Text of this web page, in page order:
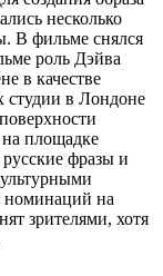
несколько
В фильме снялся
роль Дэйва
в качестве
студии в Лондоне
на площадке
фразы и
номинаций на
зрителями, хотя